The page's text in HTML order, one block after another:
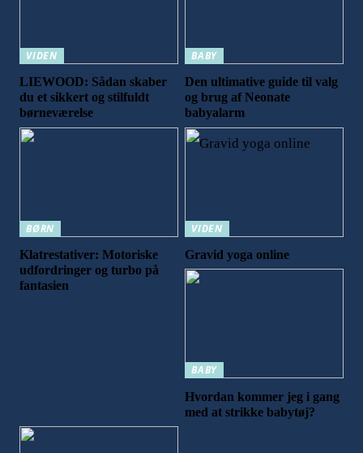
VIDEN
LIEWOOD: Sådan skaber
du et sikkert og stilfuldt
børneværelse
BABY
Den ultimative guide til valg
og brug af Neonate
babyalarm
BØRN
Klatrestativer: Motoriske
udfordringer og turbo på
fantasien
VIDEN
Gravid yoga online
BABY
Hvordan kommer jeg i gang
med at strikke babytøj?